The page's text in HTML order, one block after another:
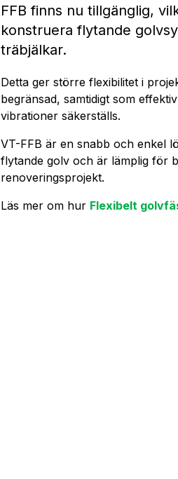
FFB finns nu tillgänglig,
konstruera flytande
träbjälkar.
Detta ger större flexibilitet i
begränsad, samtidigt som
vibrationer säkerställs.
VT-FFB är en snabb och enkel
flytande golv och är lämplig för
renoveringsprojekt.
Läs mer om hur Flexibelt